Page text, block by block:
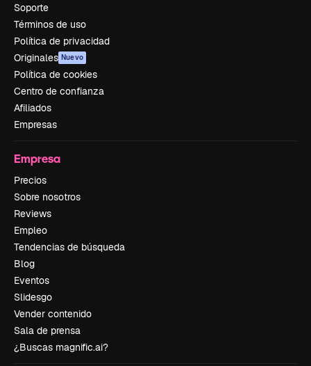
Soporte
Términos de uso
Política de privacidad
Originales Nuevo
Política de cookies
Centro de confianza
Afiliados
Empresas
Empresa
Precios
Sobre nosotros
Reviews
Empleo
Tendencias de búsqueda
Blog
Eventos
Slidesgo
Vender contenido
Sala de prensa
¿Buscas magnific.ai?